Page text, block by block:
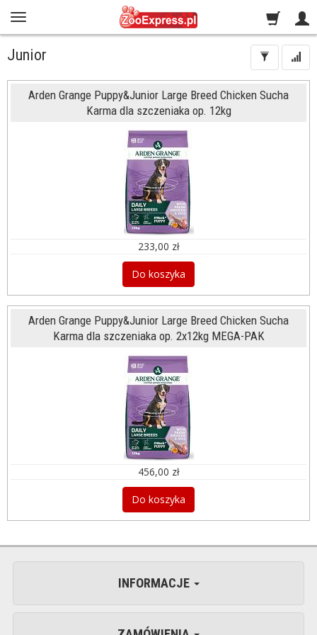
Junior
Arden Grange Puppy&Junior Large Breed Chicken Sucha
Karma dla szczeniaka op. 12kg
233,00 zł
Do koszyka
Arden Grange Puppy&Junior Large Breed Chicken Sucha
Karma dla szczeniaka op. 2x12kg MEGA-PAK
456,00 zł
Do koszyka
INFORMACJE